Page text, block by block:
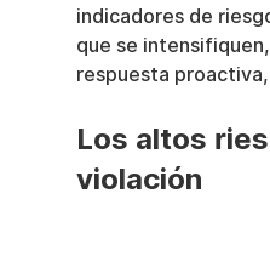
indicadores de
que se
respuesta
Los altos
violación